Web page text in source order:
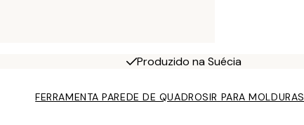
Produzido na Suécia
FERRAMENTA PAREDE DE QUADROSIR PARA MOLDURAS